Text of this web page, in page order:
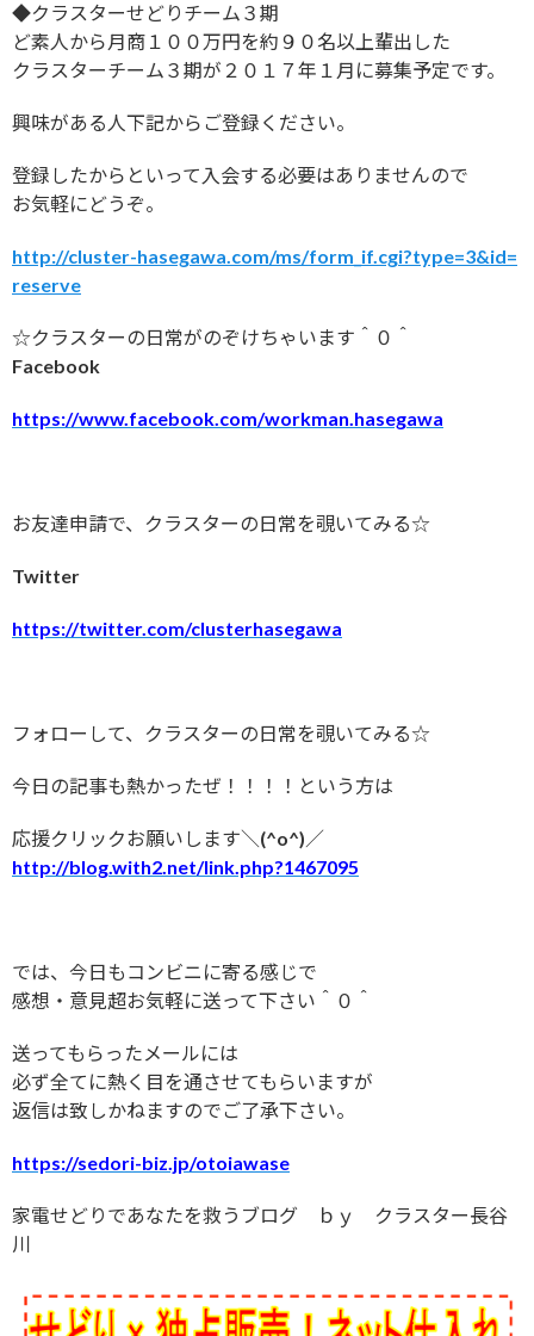
◆クラスターせどりチーム３期
ど素人から月商１００万円を約９０名以上輩出した
クラスターチーム３期が２０１７年１月に募集予定です。
興味がある人下記からご登録ください。
登録したからといって入会する必要はありませんので
お気軽にどうぞ。
http://cluster-hasegawa.com/ms/form_if.cgi?type=3&id=
reserve
☆クラスターの日常がのぞけちゃいます＾０＾
Facebook
https://www.facebook.com/workman.hasegawa
お友達申請で、クラスターの日常を覗いてみる☆
Twitter
https://twitter.com/clusterhasegawa
フォローして、クラスターの日常を覗いてみる☆
今日の記事も熱かったぜ！！！！という方は
応援クリックお願いします＼(^o^)／
http://blog.with2.net/link.php?1467095
では、今日もコンビニに寄る感じで
感想・意見超お気軽に送って下さい＾０＾
送ってもらったメールには
必ず全てに熱く目を通させてもらいますが
返信は致しかねますのでご了承下さい。
https://sedori-biz.jp/otoiawase
家電せどりであなたを救うブログ ｂｙ クラスター長谷
川